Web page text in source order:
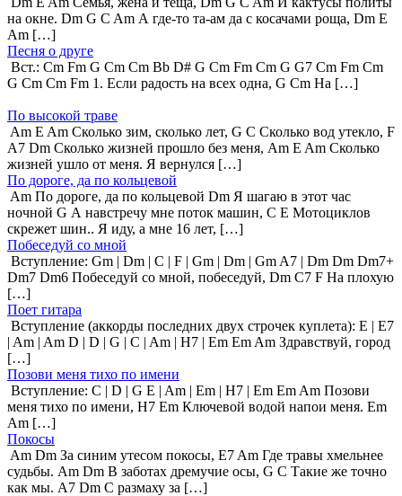
на окне. Dm G C Am А где-то та-ам да с косачами роща, Dm E
Am […]
Песня о друге
Вст.: Cm Fm G Cm Cm Bb D# G Cm Fm Cm G G7 Cm Fm Cm
G Cm Cm Fm 1. Если радость на всех одна, G Cm На […]
По высокой траве
Am E Am Сколько зим, сколько лет, G C Сколько вод утекло, F
A7 Dm Сколько жизней прошло без меня, Am E Am Сколько
жизней ушло от меня. Я вернулся […]
По дороге, да по кольцевой
Am По дороге, да по кольцевой Dm Я шагаю в этот час
ночной G А навстречу мне поток машин, C E Мотоциклов
скрежет шин.. Я иду, а мне 16 лет, […]
Побеседуй со мной
Вступление: Gm | Dm | C | F | Gm | Dm | Gm A7 | Dm Dm Dm7+
Dm7 Dm6 Побеседуй со мной, побеседуй, Dm C7 F На плохую
[…]
Поет гитара
Вступление (аккорды последних двух строчек куплета): E | E7
| Am | Am D | D | G | C | Am | H7 | Em Em Am Здравствуй, город
[…]
Позови меня тихо по имени
Вступление: C | D | G E | Am | Em | H7 | Em Em Am Позови
меня тихо по имени, H7 Em Ключевой водой напои меня. Em
Am […]
Покосы
Am Dm За синим утесом покосы, E7 Am Где травы хмельнее
судьбы. Am Dm В заботах дремучие осы, G C Такие же точно
как мы. A7 Dm С размаху за […]